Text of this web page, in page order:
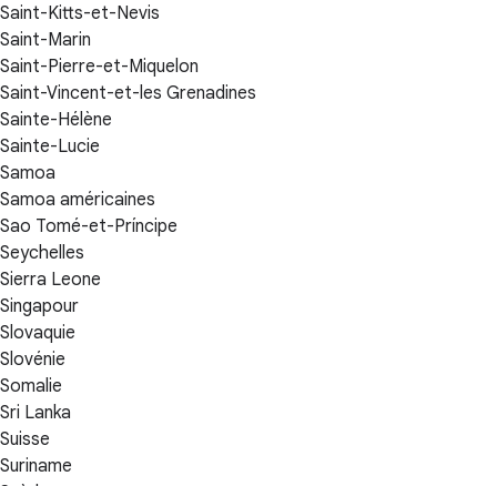
Saint-Kitts-et-Nevis
Saint-Marin
Saint-Pierre-et-Miquelon
Saint-Vincent-et-les Grenadines
Sainte-Hélène
Sainte-Lucie
Samoa
Samoa américaines
Sao Tomé-et-Príncipe
Seychelles
Sierra Leone
Singapour
Slovaquie
Slovénie
Somalie
Sri Lanka
Suisse
Suriname